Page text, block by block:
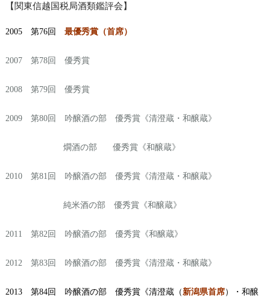
【関東信越国税局酒類鑑評会】
2005 第76回 最優秀賞（首席）
2007 第78回 優秀賞
2008 第79回 優秀賞
2009 第80回 吟醸酒の部 優秀賞《清澄蔵・和醸蔵》
燗酒の部 優秀賞《和醸蔵》
2010 第81回 吟醸酒の部 優秀賞《清澄蔵・和醸蔵》
純米酒の部 優秀賞《和醸蔵》
2011 第82回 吟醸酒の部 優秀賞《和醸蔵》
2012 第83回 吟醸酒の部 優秀賞《清澄蔵・和醸蔵》
2013 第84回 吟醸酒の部 優秀賞《清澄蔵（新潟県首席）・和醸